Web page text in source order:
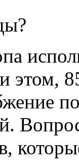
этом,